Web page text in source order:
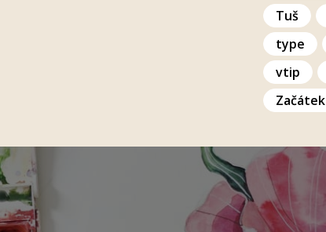
Tuš
type
vtip
Začátek